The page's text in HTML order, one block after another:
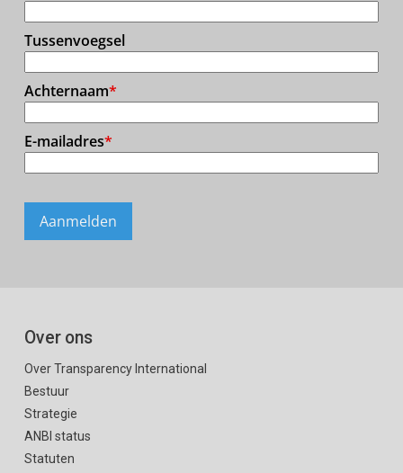
Over ons
Over Transparency International
Bestuur
Strategie
ANBI status
Statuten